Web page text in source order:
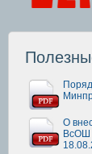
О
ВсОШ